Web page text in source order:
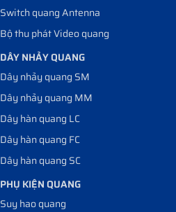
Switch quang Antenna
Bộ thu phát Video quang
DÂY NHẢY QUANG
Dây nhảy quang SM
Dây nhảy quang MM
Dây hàn quang LC
Dây hàn quang FC
Dây hàn quang SC
PHỤ KIỆN QUANG
Suy hao quang